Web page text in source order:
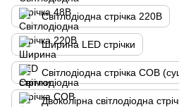
Світлодіодна стрічка 220В
Ширина LED стрічки
Світлодіодна стрічка COB
Двоколірна cвітлодіодна